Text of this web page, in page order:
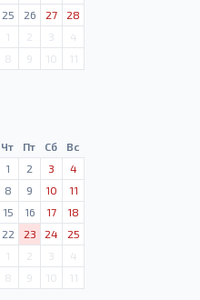
25 26 27
28
1 2 3
4
8 9 10 11
Чт Пт Сб
Вс
1 2 3
4
8 9 10
11
15 16 17
18
22 23 24
25
1 2 3
4
8 9 10 11